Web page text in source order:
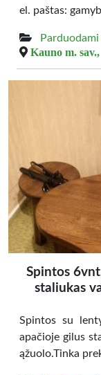
el. paštas:
Kauno m. sav.,
Spintos
staliukas
Spintos su
apačioje gilus
ąžuolo.Tinka